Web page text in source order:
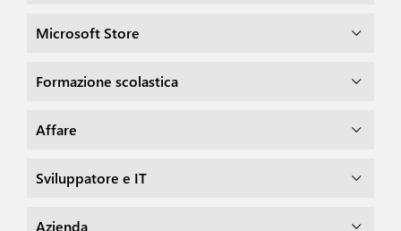
Microsoft Store
Formazione scolastica
Affare
Sviluppatore e IT
Azienda